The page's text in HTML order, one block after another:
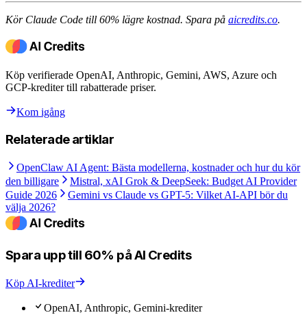
Kör Claude Code till 60% lägre kostnad. Spara på aicredits.co.
Köp verifierade OpenAI, Anthropic, Gemini, AWS, Azure och
GCP-krediter till rabatterade priser.
Kom igång
Relaterade artiklar
OpenClaw AI Agent: Bästa modellerna, kostnader och hur du kör
den billigare
Mistral, xAI Grok & DeepSeek: Budget AI Provider
Guide 2026
Gemini vs Claude vs GPT-5: Vilket AI-API bör du
välja 2026?
Spara upp till 60% på AI Credits
Köp AI-krediter
OpenAI, Anthropic, Gemini-krediter